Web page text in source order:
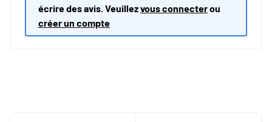
écrire des avis. Veuillezvous connecterou
créer un compte